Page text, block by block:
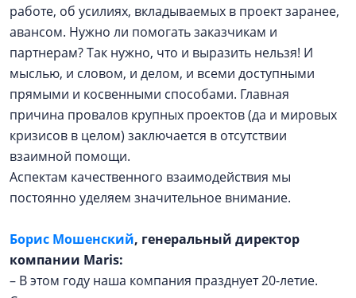
работе, об усилиях, вкладываемых в проект заранее,
авансом. Нужно ли помогать заказчикам и
партнерам? Так нужно, что и выразить нельзя! И
мыслью, и словом, и делом, и всеми доступными
прямыми и косвенными способами. Главная
причина провалов крупных проектов (да и мировых
кризисов в целом) заключается в отсутствии
взаимной помощи.
Аспектам качественного взаимодействия мы
постоянно уделяем значительное внимание.
Борис Мошенский, генеральный директор
компании Maris:
– В этом году наша компания празднует 20-летие.